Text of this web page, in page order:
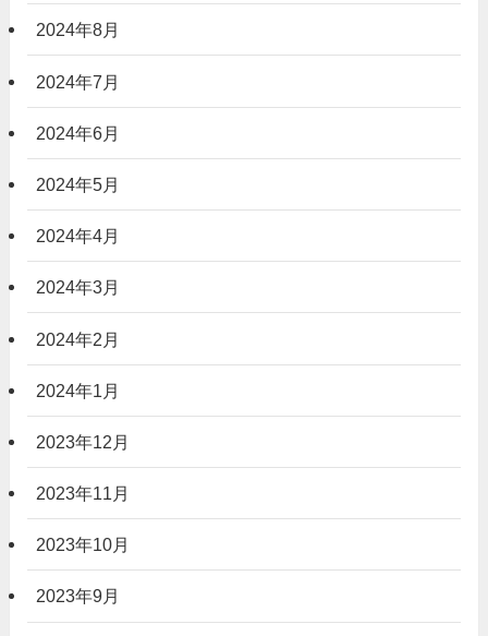
2024年8月
2024年7月
2024年6月
2024年5月
2024年4月
2024年3月
2024年2月
2024年1月
2023年12月
2023年11月
2023年10月
2023年9月